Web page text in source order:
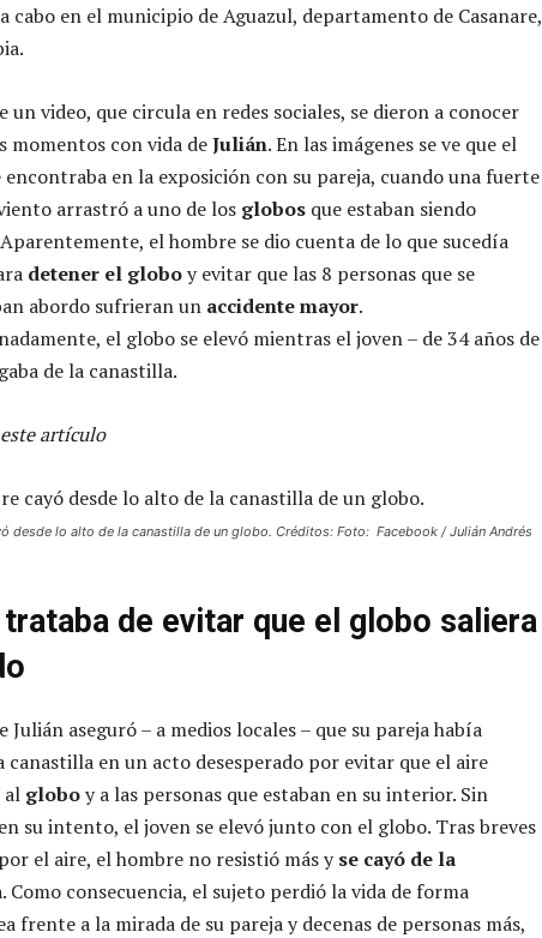
cabo en el municipio de Aguazul, departamento de Casanare,
un video, que circula en redes sociales, se dieron a conocer
momentos con vida deJulián. En las imágenes se ve que el
encontraba en la exposición con su pareja, cuando una fuerte
arrastró a uno de los globos que estaban siendo
el hombre se dio cuenta de lo que sucedía
detener el globoy evitar que las 8 personas que se
abordo sufrieran un accidente mayor.
el globo se elevó mientras el joven – de 34 años de
de la canastilla.
artículo
desde lo alto de la canastilla de un globo. Créditos: Foto: Facebook / Julián Andrés
de evitar que el globo saliera
Julián aseguró – a medios locales – que su pareja había
canastilla en un acto desesperado por evitar que el aire
al globoy a las personas que estaban en su interior. Sin
su intento, el joven se elevó junto con el globo. Tras breves
el aire, el hombre no resistió más yse cayó de la
. Como consecuencia, el sujeto perdió la vida de forma
frente a la mirada de su pareja y decenas de personas más,